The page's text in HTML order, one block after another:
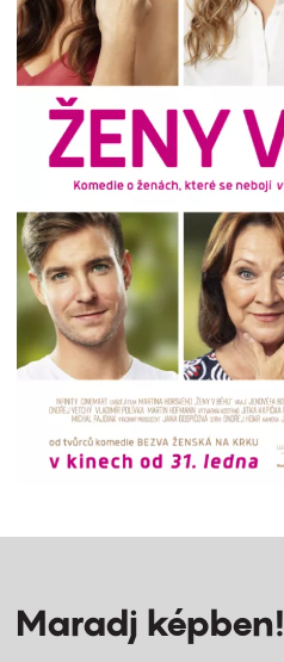
Maradj képben!